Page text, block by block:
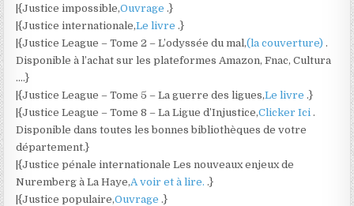
|{Justice impossible,Ouvrage .}
|{Justice internationale,Le livre .}
|{Justice League – Tome 2 – L’odyssée du mal,(la couverture) .
Disponible à l’achat sur les plateformes Amazon, Fnac, Cultura
….}
|{Justice League – Tome 5 – La guerre des ligues,Le livre .}
|{Justice League – Tome 8 – La Ligue d’Injustice,Clicker Ici .
Disponible dans toutes les bonnes bibliothèques de votre
département.}
|{Justice pénale internationale Les nouveaux enjeux de
Nuremberg à La Haye,A voir et à lire. .}
|{Justice populaire,Ouvrage .}